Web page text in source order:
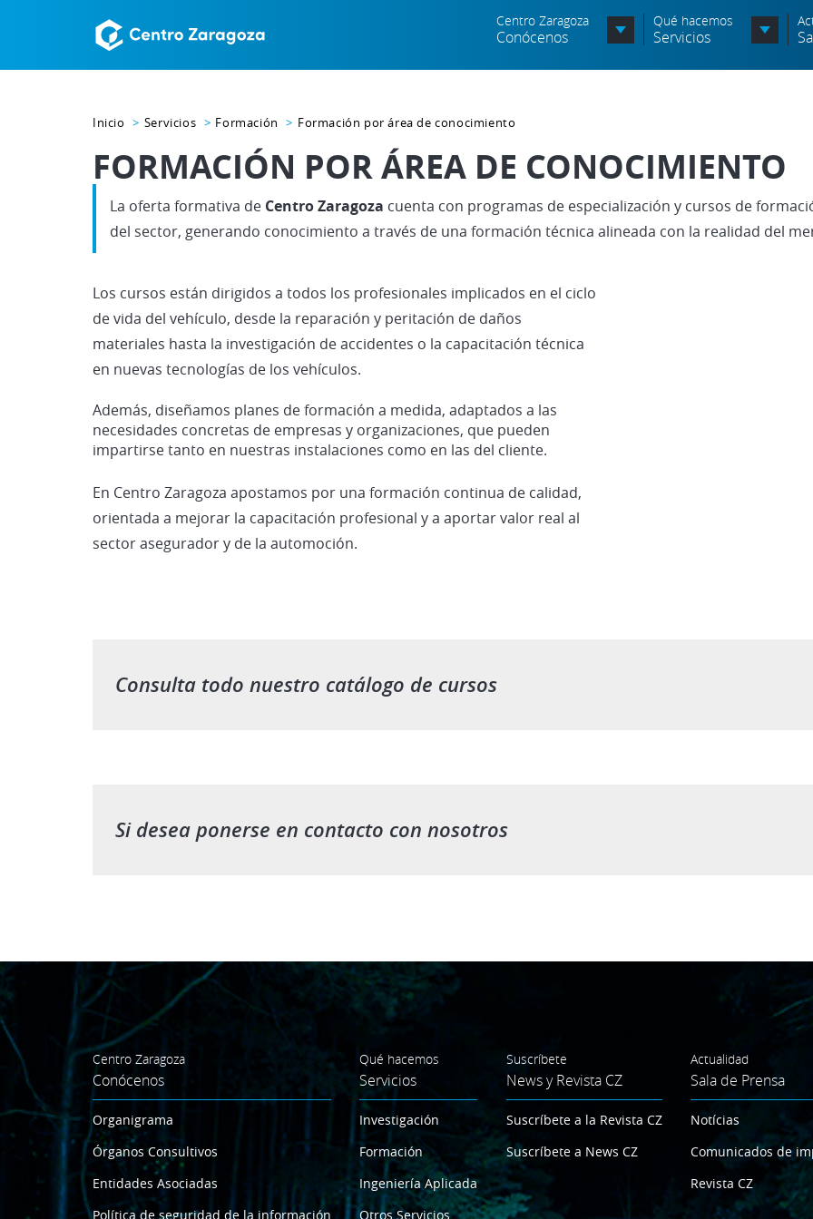
Centro Zaragoza
Conócenos
Órganos Consultivos
Entidades Asociadas
Política de seguridad de la
información
Política medioambiental
Qué hacemos
Servicios
Inicio Servicios Formación Formación por área de conocimiento
FORMACIÓN POR ÁREA DE CONOCIMIENTO
La oferta formativa de Centro Zaragoza cuenta con programas de especialización y cursos de
del sector, generando conocimiento a través de una formación técnica alineada con la realidad del
Los cursos están dirigidos a todos los profesionales implicados en el ciclo
de vida del vehículo, desde la reparación y peritación de daños
materiales hasta la investigación de accidentes o la capacitación técnica
en nuevas tecnologías de los vehículos.
Además, diseñamos planes de formación a medida, adaptados a las
necesidades concretas de empresas y organizaciones, que pueden
impartirse tanto en nuestras instalaciones como en las del cliente.
En Centro Zaragoza apostamos por una formación continua de calidad,
orientada a mejorar la capacitación profesional y a aportar valor real al
sector asegurador y de la automoción.
Consulta todo nuestro catálogo de cursos
Si desea ponerse en contacto con nosotros
Centro Zaragoza
Conócenos
Organigrama
Órganos Consultivos
Entidades Asociadas
Política de seguridad de la información
Qué hacemos
Servicios
Investigación
Formación
Ingeniería Aplicada
Otros Servicios
Suscríbete
News y Revista CZ
Suscríbete a la Revista CZ
Suscríbete a News CZ
Actualidad
Sala de Prensa
Notícias
Comunicados de
Revista CZ